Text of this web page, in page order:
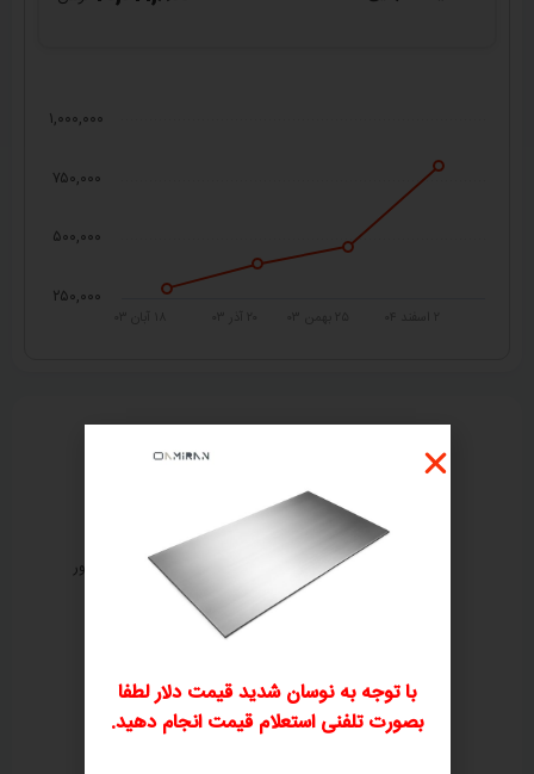
۲۵۰,۰۰۰
۵۰۰,۰۰۰
۷۵۰,۰۰۰
۱,۰۰۰,۰۰۰
ثبت سفارش تلفنی بررسی و صدور پیش‌فاکتور
پرداخت فاکتور ارسال و تحویل کالا
با توجه به نوسان شدید قیمت دلار لطفا
بصورت تلفنی استعلام قیمت انجام دهید.